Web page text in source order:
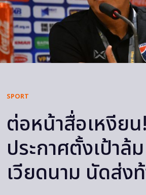
SPORT
ต่อหน้าสื่อเหงียน!
ประกาศตั้งเป้าล้ม
เวียดนาม นัดส่ง